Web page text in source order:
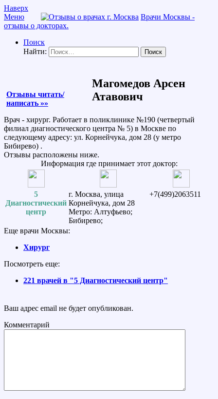
Наверх
Меню
Врачи Москвы -
отзывы о докторах.
Поиск
Найти:
Отзывы читать/
написать »»
Магомедов Арсен
Атавович
Врач - хирург. Работает в поликлинике №190 (четвертый
филиал диагностического центра № 5) в Москве по
следующему адресу: ул. Корнейчука, дом 28 (у метро
Бибирево) .
Отзывы расположены ниже.
Информация где принимает этот доктор:
5
Диагностический
центр
г. Москва, улица
Корнейчука, дом 28
Метро: Алтуфьево;
Бибирево;
+7(499)2063511
Еще врачи Москвы:
Хирург
Посмотреть еще:
221 врачей в "5 Диагностический центр"
Ваш адрес email не будет опубликован.
Комментарий